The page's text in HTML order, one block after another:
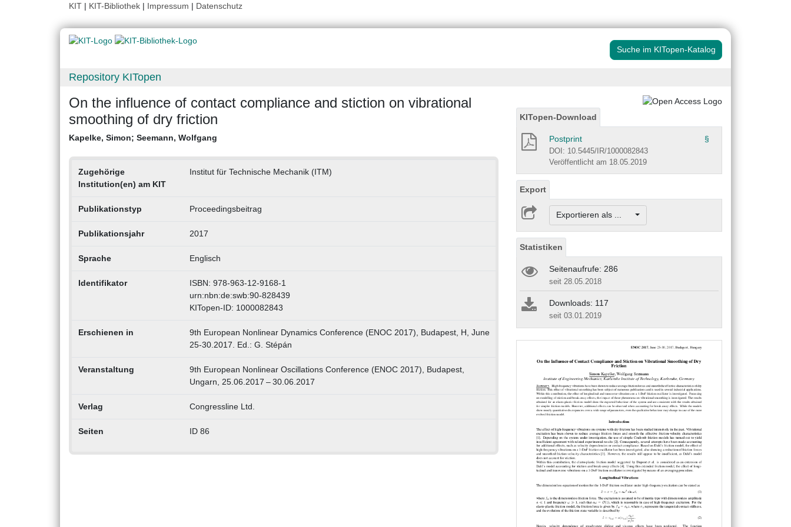
KIT | KIT-Bibliothek | Impressum | Datenschutz
Suche im KITopen-Katalog
Repository KITopen
On the influence of contact compliance and stiction on vibrational
smoothing of dry friction
Kapelke, Simon; Seemann, Wolfgang
Zugehörige
Institution(en) am KIT
Institut für Technische Mechanik (ITM)
Publikationstyp Proceedingsbeitrag
Publikationsjahr 2017
Sprache Englisch
Identifikator
ISBN: 978-963-12-9168-1
urn:nbn:de:swb:90-828439
KITopen-ID: 1000082843
Erschienen in
9th European Nonlinear Dynamics Conference (ENOC 2017), Budapest, H, June
25-30.2017. Ed.: G. Stépán
Veranstaltung
9th European Nonlinear Oscillations Conference (ENOC 2017), Budapest,
Ungarn, 25.06.2017 – 30.06.2017
Verlag Congressline Ltd.
Seiten ID 86
KITopen-Download
Postprint §
DOI: 10.5445/IR/1000082843
Veröffentlicht am 18.05.2019
Export
Exportieren als ...
Statistiken
Seitenaufrufe: 286
seit 28.05.2018
Downloads: 117
seit 03.01.2019